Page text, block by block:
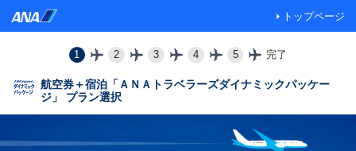
トップページ
1 2 3 4 5 完了
航空券＋宿泊「ＡＮＡトラベラーズダイナミックパッケー
ジ」 プラン選択